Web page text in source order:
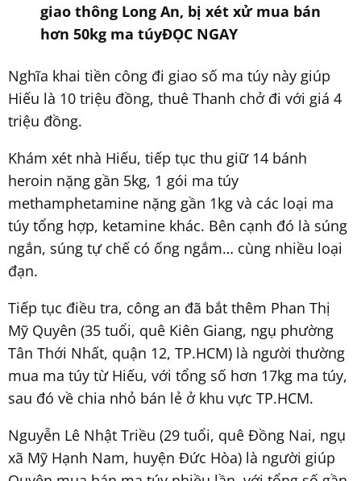
giao thông Long An, bị xét xử mua bán
hơn 50kg ma túyĐỌC NGAY
Nghĩa khai tiền công đi giao số ma túy này giúp
Hiếu là 10 triệu đồng, thuê Thanh chở đi với giá 4
triệu đồng.
Khám xét nhà Hiếu, tiếp tục thu giữ 14 bánh
heroin nặng gần 5kg, 1 gói ma túy
methamphetamine nặng gần 1kg và các loại ma
túy tổng hợp, ketamine khác. Bên cạnh đó là súng
ngắn, súng tự chế có ống ngắm… cùng nhiều loại
đạn.
Tiếp tục điều tra, công an đã bắt thêm Phan Thị
Mỹ Quyên (35 tuổi, quê Kiên Giang, ngụ phường
Tân Thới Nhất, quận 12, TP.HCM) là người thường
mua ma túy từ Hiếu, với tổng số hơn 17kg ma túy,
sau đó về chia nhỏ bán lẻ ở khu vực TP.HCM.
Nguyễn Lê Nhật Triều (29 tuổi, quê Đồng Nai, ngụ
xã Mỹ Hạnh Nam, huyện Đức Hòa) là người giúp